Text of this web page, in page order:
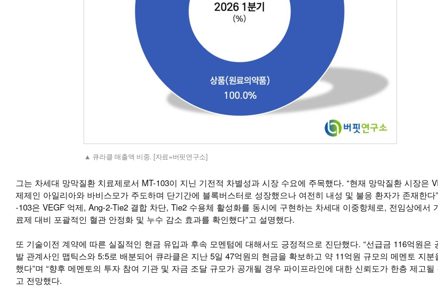
큐라클 매출액 비중. [자료=버핏연구소]
그는 차세대 망막질환 치료제로서 MT-103이 지닌 기전적 차별성과 시장 수요에 주목했다. “현재 망막질환 시장은
제제인 아일리아와 바비스모가 주도하며 단기간에 블록버스터로 성장했으나 여전히 내성 및 불응 환자가 존재한다
-103은 VEGF 억제, Ang-2-Tie2 결합 차단, Tie2 수용체 활성화를 동시에 구현하는 차세대 이중항체로, 전임상에서
료제 대비 포괄적인 혈관 안정화 및 누수 감소 효과를 확인했다”고 설명했다.
또 기술이전 계약에 따른 실질적인 현금 유입과 후속 모멘텀에 대해서도 긍정적으로 진단했다. “선급금 116억원은
발 관계사인 맵틱스와 5:5로 배분되어 큐라클은 지난 5일 47억원의 현금을 확보하고 약 11억원 규모의 메멘토 지분
했다”며 “향후 메멘토의 투자 참여 기관 및 자금 조달 규모가 공개될 경우 파이프라인에 대한 신뢰도가 한층 제고될
고 전망했다.